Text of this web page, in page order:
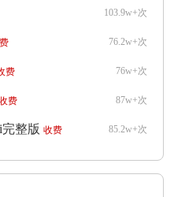
103.9w+次
76.2w+次
76w+次
费
87w+次
费
85.2w+次
整版 收费